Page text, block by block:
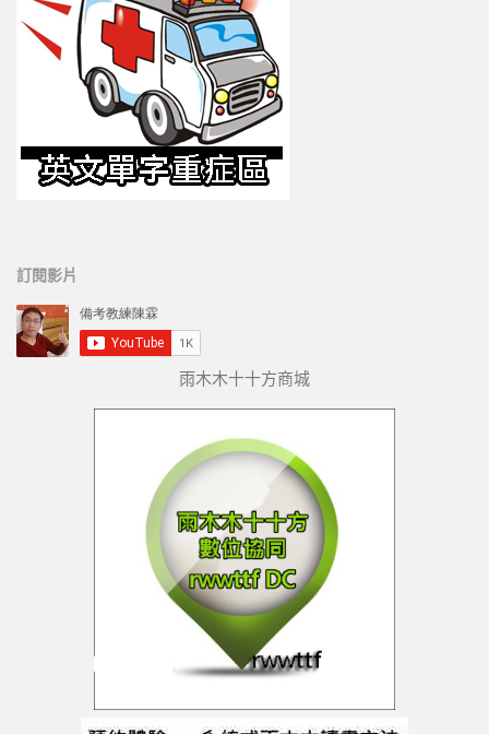
訂閱影片
雨木木十十方商城